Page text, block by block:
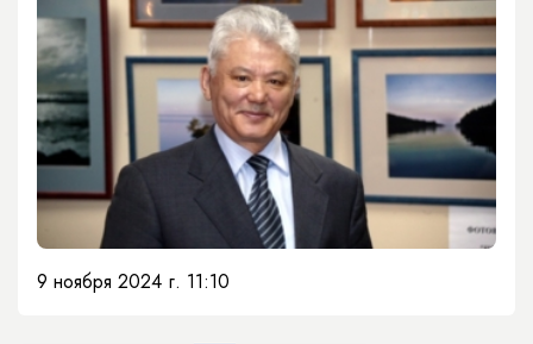
9 ноября 2024 г. 11:10